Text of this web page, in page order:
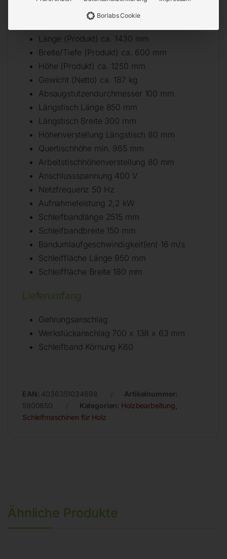
Technische Details
Länge (Produkt) ca. 1430 mm
Breite/Tiefe (Produkt) ca. 600 mm
Höhe (Produkt) ca. 1250 mm
Gewicht (Netto) ca. 187 kg
Absaugstutzendurchmesser 100 mm
Längstisch Länge 850 mm
Längstisch Breite 300 mm
Höhenverstellung Längstisch 80 mm
Quertischhöhe min. 965 mm
Arbeitstischhöhenverstellung 80 mm
Anschlussspannung 400 V
Netzfrequenz 50 Hz
Aufnahmeleistung 2,2 kW
Schleifbandlänge 2515 mm
Schleifbandbreite 150 mm
Bandumlaufgeschwindigkeit(en) 16 m/s
Schleiffläche Länge 950 mm
Schleiffläche Breite 180 mm
Lieferumfang
Gehrungsanschlag
Werkstückanschlag 700 x 138 x 63 mm
Schleifband Körnung K60
EAN: 4036351034698
Artikelnummer:
5900850
Kategorien: Holzbearbeitung
Schleifmaschinen für Holz
Ähnliche Produkte
Borlabs Cookie